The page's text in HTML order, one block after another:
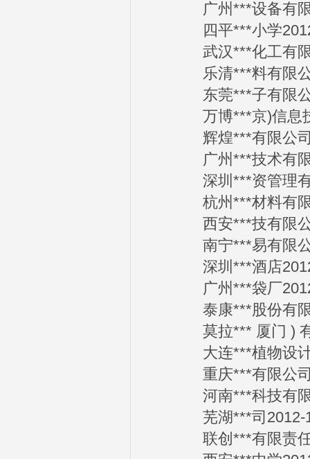
广州***设备有限
四平***小学
武汉***化工有限
乐清***料有限公
东莞***子有限公
万博***京)信息
辉煌***有限公司
广州***技术有限
深圳***资管理有
杭州***材料有限
西安***技有限公
南宁***易有限公
深圳***酒店
广州***袋厂
泰康***股份有限
莫拉*** 厦门 ) 有
大连***植物设计
重庆***有限公司
河南***科技有限
芜湖***司2012-
联创***有限责任